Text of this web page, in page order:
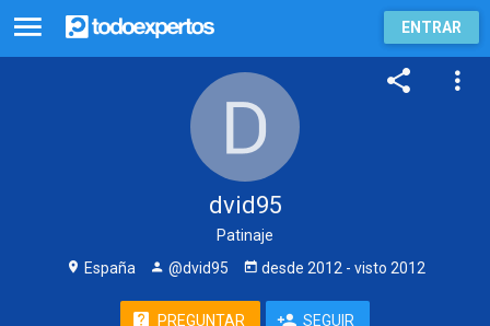
ENTRAR
dvid95
Patinaje
España
@dvid95 desde 2012 - visto 2012
PREGUNTAR SEGUIR